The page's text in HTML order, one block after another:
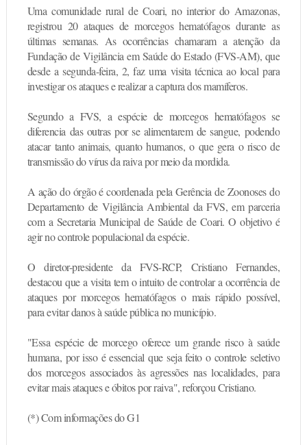
Uma comunidade rural de Coari, no interior do Amazonas,
registrou 20 ataques de morcegos hematófagos durante as
últimas semanas. As ocorrências chamaram a atenção da
Fundação de Vigilância em Saúde do Estado (FVS-AM), que
desde a segunda-feira, 2, faz uma visita técnica ao local para
investigar os ataques e realizar a captura dos mamíferos.
Segundo a FVS, a espécie de morcegos hematófagos se
diferencia das outras por se alimentarem de sangue, podendo
atacar tanto animais, quanto humanos, o que gera o risco de
transmissão do vírus da raiva por meio da mordida.
A ação do órgão é coordenada pela Gerência de Zoonoses do
Departamento de Vigilância Ambiental da FVS, em parceria
com a Secretaria Municipal de Saúde de Coari. O objetivo é
agir no controle populacional da espécie.
O diretor-presidente da FVS-RCP, Cristiano Fernandes,
destacou que a visita tem o intuito de controlar a ocorrência de
ataques por morcegos hematófagos o mais rápido possível,
para evitar danos à saúde pública no município.
"Essa espécie de morcego oferece um grande risco à saúde
humana, por isso é essencial que seja feito o controle seletivo
dos morcegos associados às agressões nas localidades, para
evitar mais ataques e óbitos por raiva", reforçou Cristiano.
(*) Com informações do G1